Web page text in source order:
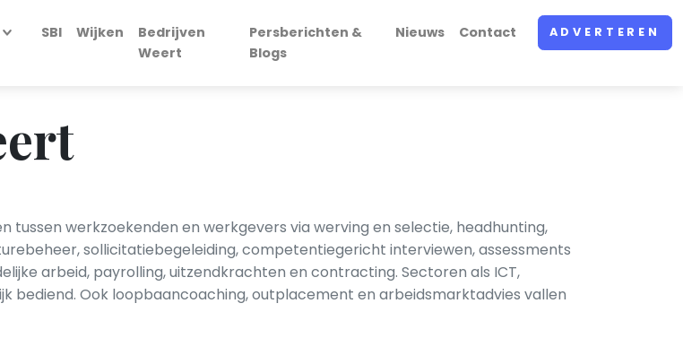
SBI Wijken
Bedrijven
Weert
Persberichten &
Blogs
Nieuws Contact ADVERTEREN
werkzoekenden en werkgevers via werving en selectie, headhunting,
sollicitatiebegeleiding, competentiegericht interviewen, assessments
arbeid, payrolling, uitzendkrachten en contracting. Sectoren als ICT,
bediend. Ook loopbaancoaching, outplacement en arbeidsmarktadvies vallen